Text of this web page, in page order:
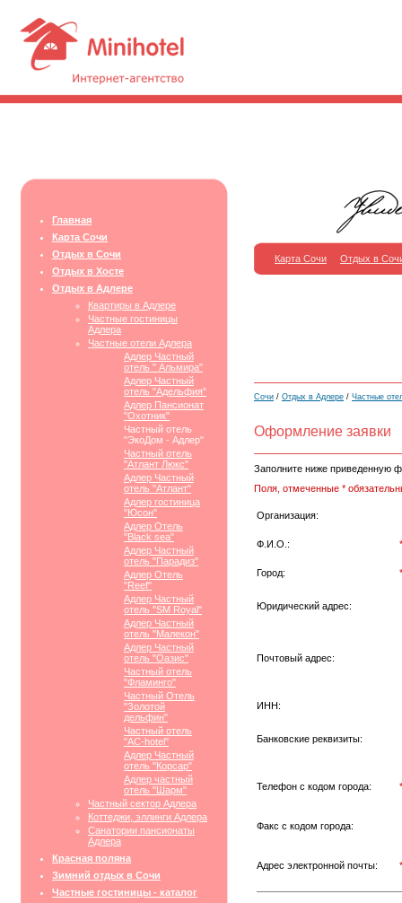
Главная
Карта Сочи
Отдых в Сочи
Отдых в Хосте
Отдых в Адлере
Квартиры в Адлере
Частные гостиницы
Адлера
Частные отели Адлера
Адлер Частный
отель " Альмира"
Адлер Частный
отель "Адельфия"
Адлер Пансионат
"Охотник"
Частный отель
"ЭкоДом - Адлер"
Частный отель
"Атлант Люкс"
Адлер Частный
отель "Атлант"
Адлер гостиница
"Юсон"
Адлер Отель
"Black sea"
Адлер Частный
отель "Парадиз"
Адлер Отель
"Reef"
Адлер Частный
отель "SM Royal"
Адлер Частный
отель "Малекон"
Адлер Частный
отель "Оазис"
Частный отель
"Фламинго"
Частный Отель
"Золотой
дельфин"
Частный отель
"АС-hotel"
Адлер Частный
отель "Корсар"
Адлер частный
отель "Шарм"
Частный сектор Адлера
Коттеджи, эллинги Адлера
Санатории пансионаты
Адлера
Красная поляна
Зимний отдых в Сочи
Частные гостиницы - каталог
Карта Сочи Отдых в
Сочи / Отдых в Адлере / Частные
Оформление заявки
Заполните ниже приведенную
Поля, отмеченные *
Организация:
Ф.И.О.: *
Город: *
Юридический адрес:
Почтовый адрес:
ИНН:
Банковские реквизиты:
Телефон с кодом города: *
Факс с кодом города:
Адрес электронной почты: *